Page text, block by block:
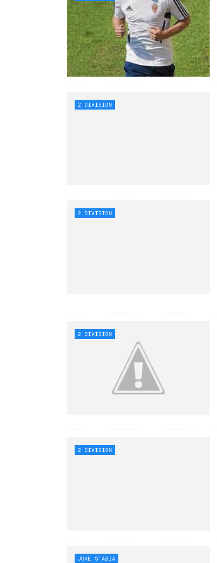
2 DIVISION
2 DIVISION
2 DIVISION
2 DIVISION
JUVE STABIA